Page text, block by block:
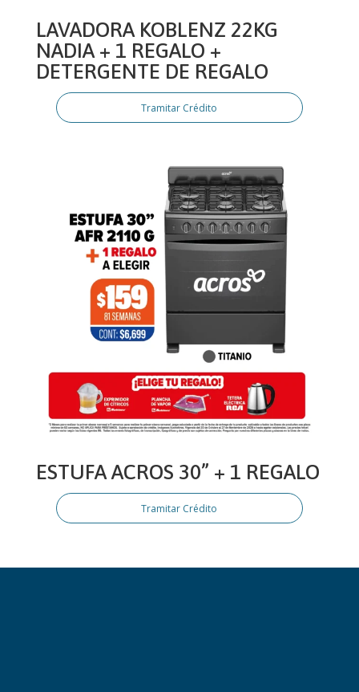
LAVADORA KOBLENZ 22KG
NADIA + 1 REGALO +
DETERGENTE DE REGALO
Tramitar Crédito
ESTUFA ACROS 30” + 1 REGALO
Tramitar Crédito